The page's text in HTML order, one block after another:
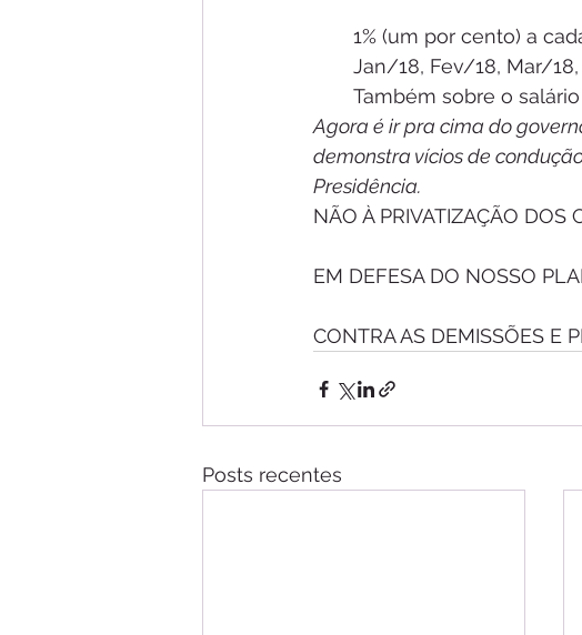
1% (um por cento) a
Jan/18, Fev/18, Mar/
Também sobre o
Agora é ir pra cima do
demonstra vícios de
Presidência.
NÃO À PRIVATIZAÇÃO DOS
EM DEFESA DO NOSSO
CONTRA AS DEMISSÕES E
Posts recentes